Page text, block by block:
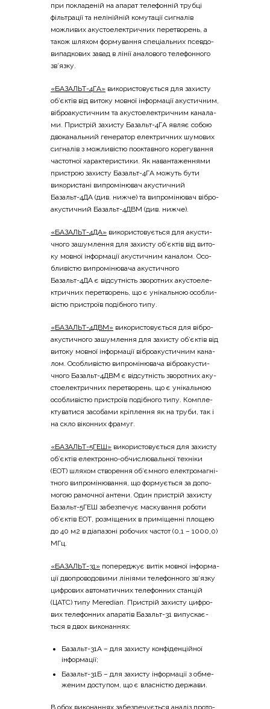
при покла­де­ній на апа­рат теле­фон­ній труб­ці
філь­тра­ції та нелі­ній­ній кому­та­ції сигна­лів
можли­вих аку­сто­еле­ктри­чних пере­тво­рень, а
також шля­хом фор­му­ва­н­ня спе­ці­аль­них псев­до­
ви­пад­ко­вих завад в лінії ана­ло­во­го теле­фон­но­го
зв’язку.
«БАЗАЛЬТ-4ГА» вико­ри­сто­ву­є­ться для захи­сту
об’єктів від вито­ку мов­ної інфор­ма­ції аку­сти­чним,
вібро­аку­сти­чним та аку­сто­еле­ктри­чним кана­ла­
ми. При­стрій захи­сту Базальт-4ГА являє собою
дво­ка­наль­ний гене­ра­тор еле­ктри­чних шумо­вих
сигна­лів з можли­ві­стю пооктав­но­го коре­гу­ва­н­ня
часто­тної хара­кте­ри­сти­ки. Як наван­та­же­н­ня­ми
при­строю захи­сту Базальт-4ГА можуть бути
вико­ри­ста­ні випро­мі­ню­вач аку­сти­чний
Базальт-4ДА (див. ниж­че) та випро­мі­ню­вач вібро­
аку­сти­чний Базальт-4ДВМ (див. нижче).
«БАЗАЛЬТ-4ДА» вико­ри­сто­ву­є­ться для аку­сти­
чно­го зашум­ле­н­ня для захи­сту об’єктів від вито­
ку мов­ної інфор­ма­ції аку­сти­чним кана­лом. Осо­
бли­ві­стю випро­мі­ню­ва­ча аку­сти­чно­го
Базальт-4ДА є від­су­тність зво­ро­тних аку­сто­еле­
ктри­чних пере­тво­рень, що є уні­каль­ною осо­бли­
ві­стю при­стро­їв поді­бно­го типу.
«БАЗАЛЬТ-4ДВМ» вико­ри­сто­ву­є­ться для вібро­
аку­сти­чно­го зашум­ле­н­ня для захи­сту об’єктів від
вито­ку мов­ної інфор­ма­ції вібро­аку­сти­чним кана­
лом. Осо­бли­ві­стю випро­мі­ню­ва­ча вібро­аку­сти­
чно­го Базальт-4ДВМ є від­су­тність зво­ро­тних аку­
сто­еле­ктри­чних пере­тво­рень, що є уні­каль­ною
осо­бли­ві­стю при­стро­їв поді­бно­го типу. Ком­пле­
кту­ва­ти­ся засо­ба­ми крі­пле­н­ня як на тру­би, так і
на скло вікон­них фрамуг.
«БАЗАЛЬТ-5ГЕШ» вико­ри­сто­ву­є­ться для захи­сту
об’єктів еле­ктрон­но-обчи­слю­валь­ної техні­ки
(ЕОТ) шля­хом ство­ре­н­ня об’ємного еле­ктро­ма­гні­
тно­го випро­мі­ню­ва­н­ня, що фор­му­є­ться за допо­
мо­гою рамо­чної анте­ни. Один при­стрій захи­сту
Базальт-5ГЕШ забез­пе­чує маску­ва­н­ня робо­ти
об’єктів ЕОТ, роз­мі­ще­них в при­мі­щен­ні пло­щею
до 40 м2 в діа­па­зо­ні робо­чих частот (0,1 – 1000,0)
МГц.
«БАЗАЛЬТ-31» попе­ре­джує витік мов­ної інфор­ма­
ції дво­про­во­до­ви­ми ліні­я­ми теле­фон­но­го зв’язку
цифро­вих авто­ма­ти­чних теле­фон­них стан­цій
(ЦАТС) типу Meredian. При­стрій захи­сту цифро­
вих теле­фон­них апа­ра­тів Базальт-31 випу­ска­є­
ться в двох виконаннях:
Базальт-31А – для захи­сту кон­фі­ден­цій­ної
інформації;
Базальт-31Б – для захи­сту інфор­ма­ції з обме­
же­ним досту­пом, що є вла­сні­стю держави.